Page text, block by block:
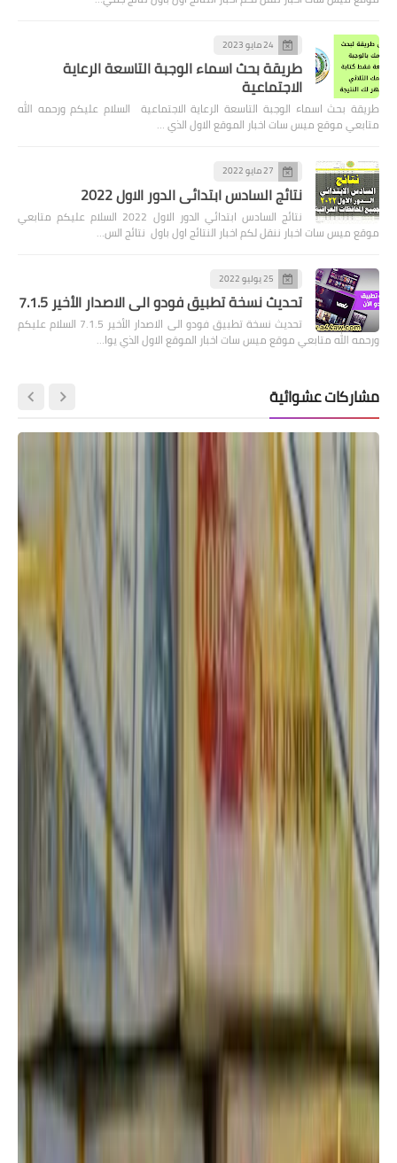
24 مايو 2023
طريقة بحث اسماء الوجبة التاسعة الرعاية
الاجتماعية
طريقة بحث اسماء الوجبة التاسعة الرعاية الاجتماعية السلام عليكم ورحمه الله
متابعي موقع ميس سات اخبار الموقع الاول الذي …
27 مايو 2022
نتائج السادس ابتدائي الدور الاول 2022
نتائج السادس ابتدائي الدور الاول 2022 السلام عليكم متابعي
موقع ميس سات اخبار ننقل لكم اخبار النتائج اول باول نتائج الس…
25 يوليو 2022
تحديث نسخة تطبيق فودو الى الاصدار الأخير 7.1.5
تحديث نسخة تطبيق فودو الى الاصدار الأخير 7.1.5 السلام عليكم
ورحمه الله متابعي موقع ميس سات اخبار الموقع الاول الذي يوا…
مشاركات عشوائية